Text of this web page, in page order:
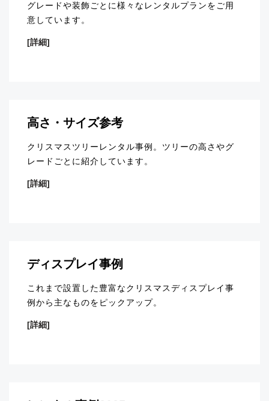
グレードや装飾ごとに様々なレンタルプランをご用
意しています。
[詳細]
高さ・サイズ参考
クリスマスツリーレンタル事例。ツリーの高さやグ
レードごとに紹介しています。
[詳細]
ディスプレイ事例
これまで設置した豊富なクリスマスディスプレイ事
例から主なものをピックアップ。
[詳細]